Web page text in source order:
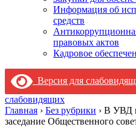
Информация об
средств
правовых актов
Кадровое
Версия для
слабовидящих
Главная › Без рубрики › В УВД
заседание Общественного